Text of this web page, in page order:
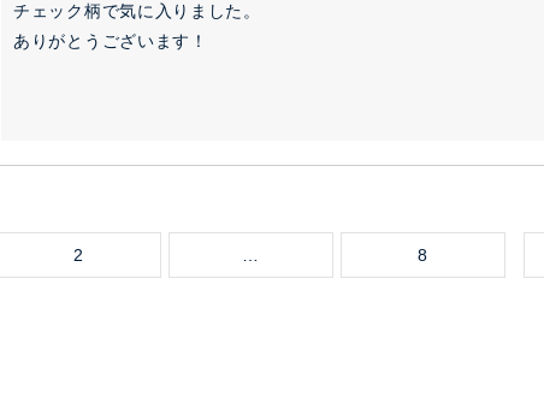
チェック柄で気に入りました。
ありがとうございます！
2 8